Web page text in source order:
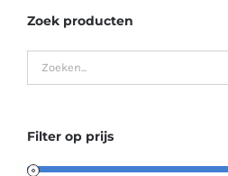
Zoek producten
Filter op prijs